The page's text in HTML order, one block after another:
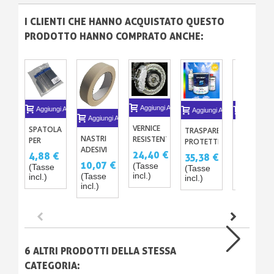
I CLIENTI CHE HANNO ACQUISTATO QUESTO
PRODOTTO HANNO COMPRATO ANCHE:
Aggiungi Al Carrello
SPATOLA
PER
STUCCO
X 4
4,88 €
(Tasse
incl.)
Aggiungi Al Carrello
NASTRI
ADESIVI
PER
MASCHERATURA
24MM -
48MM
10,07 €
(Tasse
incl.)
Aggiungi Al Carrello
VERNICE
RESISTENTE
ALLE
ALTE
TEMPERATURE
DA 160°
BARATTOLO
BOMBOLETTA
24,40 €
(Tasse
incl.)
Aggiungi Al Carrello
TRASPARENTE
PROTETTIVA
ANTI-UV
– 3
VERSIONI
ANTI-
35,38 €
(Tasse
incl.)
6 ALTRI PRODOTTI DELLA STESSA
CATEGORIA: